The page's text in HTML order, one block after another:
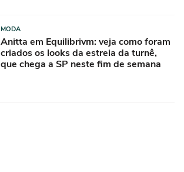
MODA
Anitta em Equilibrivm: veja como foram
criados os looks da estreia da turnê,
que chega a SP neste fim de semana